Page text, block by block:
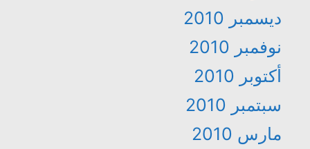
ديسمبر 2010
نوفمبر 2010
أكتوبر 2010
سبتمبر 2010
مارس 2010